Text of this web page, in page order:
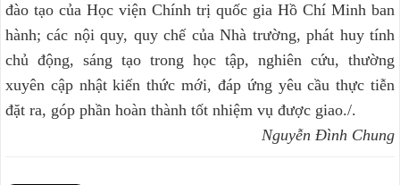
đào tạo của Học viện Chính trị quốc gia Hồ Chí Minh ban
hành; các nội quy, quy chế của Nhà trường, phát huy tính
chủ động, sáng tạo trong học tập, nghiên cứu, thường
xuyên cập nhật kiến thức mới, đáp ứng yêu cầu thực tiễn
đặt ra, góp phần hoàn thành tốt nhiệm vụ được giao./.
Nguyễn Đình Chung